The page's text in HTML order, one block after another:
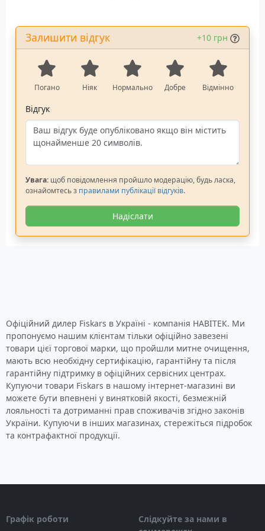
+10 грн
Залишити відгук
Відмінно
Добре
Нормально
Ніяк
Погано
Відгук
Увага: щоб повідомлення пройшло модерацію, будь ласка,
ознайомтесь з правилами публікації відгуків.
Надіслати
Офіційний дилер Fiskars в Україні - компанія НАВІТЕК. Ми
пропонуємо нашим клієнтам тільки офіційно завезені
товари цієї торгової марки, що пройшли митне очищення,
мають всю необхідну сертифікацію, гарантійну та після
гарантійну підтримку в офіційних сервісних центрах.
Купуючи товари Fiskars в нашому інтернет-магазині ви
можете бути впевнені у винятковій якості, безмежній
лояльності та дотриманні прав споживачів згідно законів
України. Купуючи в інших магазинах, стережіться підробок
та контрафактної продукції.
Графік роботи
Слідкуйте за нами в